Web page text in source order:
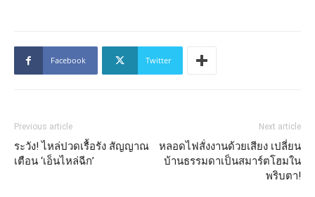
Facebook Twitter
Previous article
ระวัง! ไหล่ปวดเรื้อรัง สัญญาณ
เตือน ‘เอ็นไหล่ฉีก’
Next article
หลอดไฟสั่งงานด้วยเสียง เปลี่ยน
บ้านธรรมดาเป็นสมาร์ตโฮมใน
พริบตา!